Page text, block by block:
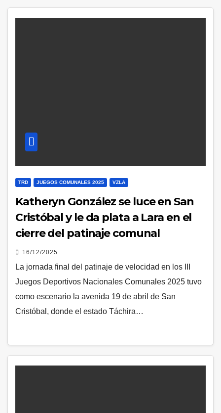
TRD JUEGOS COMUNALES 2025 VZLA
Katheryn González se luce en San
Cristóbal y le da plata a Lara en el
cierre del patinaje comunal
16/12/2025
La jornada final del patinaje de velocidad en los III
Juegos Deportivos Nacionales Comunales 2025 tuvo
como escenario la avenida 19 de abril de San
Cristóbal, donde el estado Táchira…